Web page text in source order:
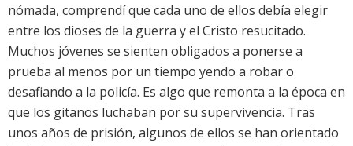
nómada, comprendí que cada uno de ellos debía elegir
entre los dioses de la guerra y el Cristo resucitado.
Muchos jóvenes se sienten obligados a ponerse a
prueba al menos por un tiempo yendo a robar o
desafiando a la policía. Es algo que remonta a la época en
que los gitanos luchaban por su supervivencia. Tras
unos años de prisión, algunos de ellos se han orientado